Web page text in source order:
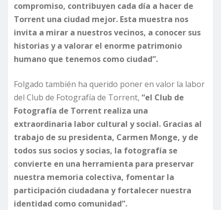
compromiso, contribuyen cada día a hacer de
Torrent una ciudad mejor. Esta muestra nos
invita a mirar a nuestros vecinos, a conocer sus
historias y a valorar el enorme patrimonio
humano que tenemos como ciudad”.
Folgado también ha querido poner en valor la labor
del Club de Fotografía de Torrent, “el Club de
Fotografía de Torrent realiza una
extraordinaria labor cultural y social. Gracias al
trabajo de su presidenta, Carmen Monge, y de
todos sus socios y socias, la fotografía se
convierte en una herramienta para preservar
nuestra memoria colectiva, fomentar la
participación ciudadana y fortalecer nuestra
identidad como comunidad”.